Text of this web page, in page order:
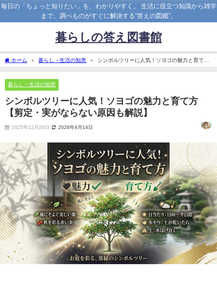
毎日の「ちょっと知りたい」を、わかりやすく。 生活に役立つ知識から雑学
まで、調べものがすぐに解決する“答えの図鑑”。
暮らしの答え図書館
ホーム 暮らし・生活の知恵
シンボルツリーに人気！ソヨゴの魅力と育て方
【剪定・実がならない原因も解説】
暮らし・生活の知恵
シンボルツリーに人気！ソヨゴの魅力と育て方
【剪定・実がならない原因も解説】
2025年12月26日 2026年4月14日